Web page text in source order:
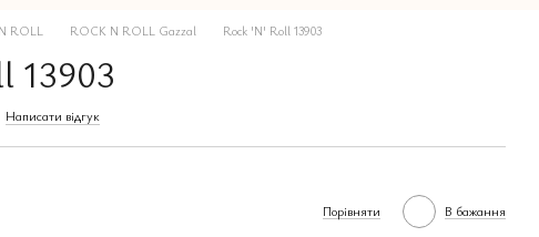
ROLL ROCK N ROLL Gazzal Rock 'N' Roll 13903
13903
Написати відгук
Порівняти В бажання